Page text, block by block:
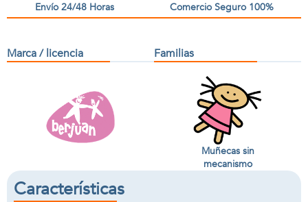
Envío 24/48 Horas Comercio Seguro 100%
Marca / licencia Familias
Muñecas sin
mecanismo
Características